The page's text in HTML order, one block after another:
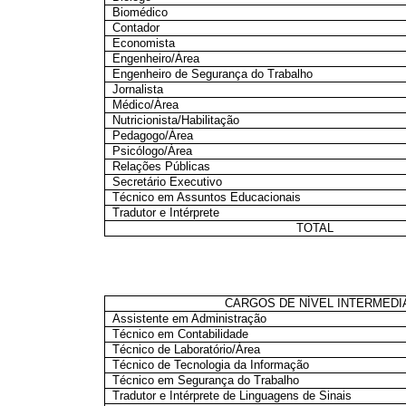
Biomédico
Contador
Economista
Engenheiro/Área
Engenheiro de Segurança do Trabalho
Jornalista
Médico/Área
Nutricionista/Habilitação
Pedagogo/Área
Psicólogo/Área
Relações Públicas
Secretário Executivo
Técnico em Assuntos Educacionais
Tradutor e Intérprete
TOTAL
CARGOS DE NÍVEL
Assistente em Administração
Técnico em Contabilidade
Técnico de Laboratório/Área
Técnico de Tecnologia da Informação
Técnico em Segurança do Trabalho
Tradutor e Intérprete de Linguagens de Sinais